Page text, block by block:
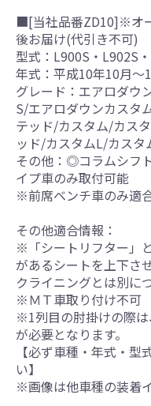
■[当社品番ZD10]※オ
後お届け(代引き不可)
型式：L900S・L902S
年式：平成10年10月～
グレード：エアロダウ
S/エアロダウンカスタ
テッド/カスタム/カス
ッド/カスタムL/カスタ
その他：◎コラムシフ
イプ車のみ取付可能
※前席ベンチ車のみ適
その他適合情報：
※「シートリフター」
があるシートを上下さ
クライニングとは別に
※ＭＴ車取り付け不可
※1列目の肘掛けの際
が必要となります。
【必ず車種・年式・
い】
※画像は他車種の装着